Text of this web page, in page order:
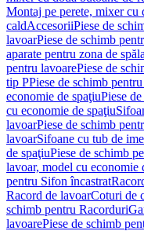
Montaj pe perete, mixer cu
caldAccesoriiPiese de
lavoarPiese de schimb
aparate pentru zona de
pentru lavoarePiese de
tip PPiese de schimb
economie de spaţiuPiese
cu economie de spaţiu
lavoarPiese de schimb
lavoarSifoane cu tub de
de spaţiuPiese de schimb
lavoar, model cu economie
pentru Sifon încastrat
Racord de lavoarCoturi de
schimb pentru Racorduri
lavoarePiese de schimb